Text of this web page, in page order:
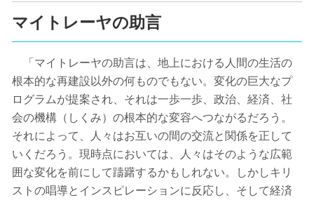
マイトレーヤの助言
「マイトレーヤの助言は、地上における人間の生活の
根本的な再建設以外の何ものでもない。変化の巨大なプ
ログラムが提案され、それは一歩一歩、政治、経済、社
会の機構（しくみ）の根本的な変容へつながるだろう。
それによって、人々はお互いの間の交流と関係を正して
いくだろう。現時点においては、人々はそのような広範
囲な変化を前にして躊躇するかもしれない。しかしキリ
ストの唱導とインスピレーションに反応し、そして経済